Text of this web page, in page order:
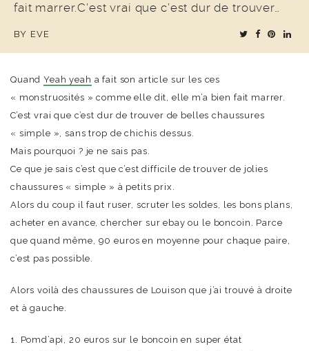
fait marrer.C’est vrai que c’est dur de trouver…
BY EVE
QuandYeah yeah a fait son article sur les ces
« monstruosités » comme elle dit, elle m’a bien fait marrer.
C’est vrai que c’est dur de trouver de belles chaussures
« simple », sans trop de chichis dessus.
Mais pourquoi ? je ne sais pas.
Ce que je sais c’est que c’est difficile de trouver de jolies
chaussures « simple » à petits prix.
Alors du coup il faut ruser, scruter les soldes, les bons plans,
acheter en avance, chercher sur ebay ou le boncoin. Parce
que quand même, 90 euros en moyenne pour chaque paire,
c’est pas possible.
Alors voilà des chaussures de Louison que j’ai trouvé à droite
et à gauche.
1. Pomd’api, 20 euros sur le boncoin en super état